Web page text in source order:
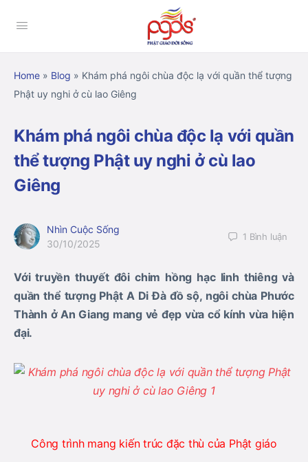
Home » Blog » Khám phá ngôi chùa độc lạ với quần thể tượng
Phật uy nghi ở cù lao Giêng
Khám phá ngôi chùa độc lạ với quần
thể tượng Phật uy nghi ở cù lao
Giêng
Nhìn Cuộc Sống
30/10/2025
1 Bình luận
Với truyền thuyết đôi chim hồng hạc linh thiêng và
quần thể tượng Phật A Di Đà đồ sộ, ngôi chùa Phước
Thành ở An Giang mang vẻ đẹp vừa cổ kính vừa hiện
đại.
Công trình mang kiến trúc đặc thù của Phật giáo